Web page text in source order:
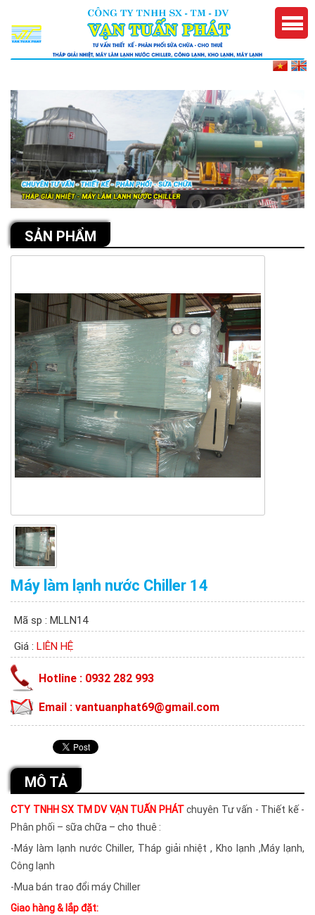
SẢN PHẨM
Máy làm lạnh nước Chiller 14
Mã sp : MLLN14
Giá : LIÊN HỆ
Hotline : 0932 282 993
Email : vantuanphat69@gmail.com
MÔ TẢ
CTY TNHH SX TM DV VẠN TUẤN PHÁTchuyên Tư vấn - Thiết kế -
Phân phối – sữa chữa – cho thuê :
-Máy làm lạnh nước Chiller, Tháp giải nhiệt , Kho lạnh ,Máy lạnh,
Công lạnh
-Mua bán trao đổi máy Chiller
Giao hàng & lắp đặt: